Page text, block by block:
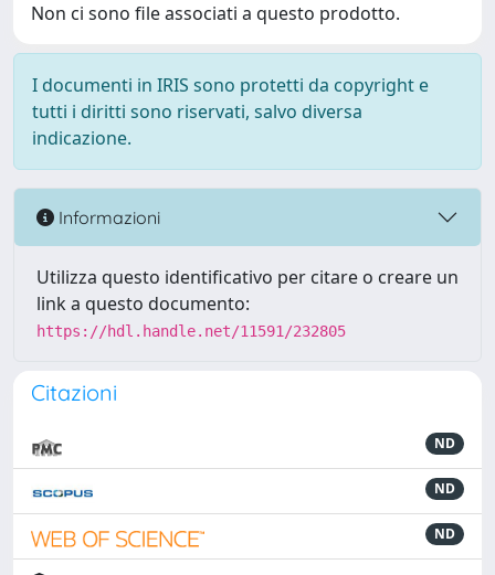
Non ci sono file associati a questo prodotto.
I documenti in IRIS sono protetti da copyright e
tutti i diritti sono riservati, salvo diversa
indicazione.
Informazioni
Utilizza questo identificativo per citare o creare un
link a questo documento:
https://hdl.handle.net/11591/232805
Citazioni
ND
ND
ND